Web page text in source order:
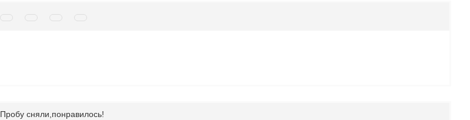
Пробу сняли,понравилось!